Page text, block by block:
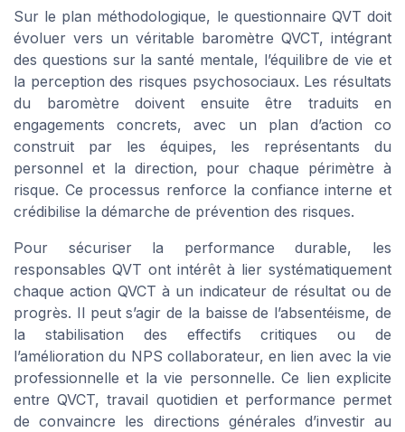
Sur le plan méthodologique, le questionnaire QVT doit
évoluer vers un véritable baromètre QVCT, intégrant
des questions sur la santé mentale, l’équilibre de vie et
la perception des risques psychosociaux. Les résultats
du baromètre doivent ensuite être traduits en
engagements concrets, avec un plan d’action co
construit par les équipes, les représentants du
personnel et la direction, pour chaque périmètre à
risque. Ce processus renforce la confiance interne et
crédibilise la démarche de prévention des risques.
Pour sécuriser la performance durable, les
responsables QVT ont intérêt à lier systématiquement
chaque action QVCT à un indicateur de résultat ou de
progrès. Il peut s’agir de la baisse de l’absentéisme, de
la stabilisation des effectifs critiques ou de
l’amélioration du NPS collaborateur, en lien avec la vie
professionnelle et la vie personnelle. Ce lien explicite
entre QVCT, travail quotidien et performance permet
de convaincre les directions générales d’investir au